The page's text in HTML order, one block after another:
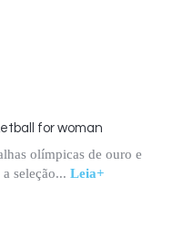
for woman
olímpicas de ouro e
seleção... Leia+